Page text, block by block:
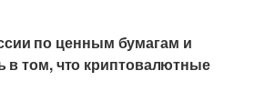
по ценным бумагам и
в том, что криптовалютные